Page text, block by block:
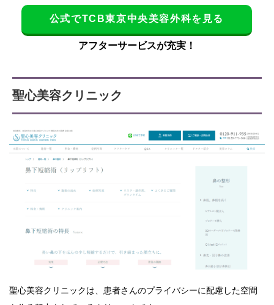
公式でTCB東京中央美容外科を見る
アフターサービスが充実！
聖心美容クリニック
聖心美容クリニックは、患者さんのプライバシーに配慮した空間